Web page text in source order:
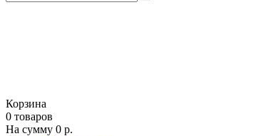
Корзина
0 товаров
На сумму 0 р.